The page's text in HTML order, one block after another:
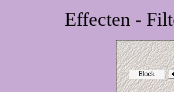
Effecten -